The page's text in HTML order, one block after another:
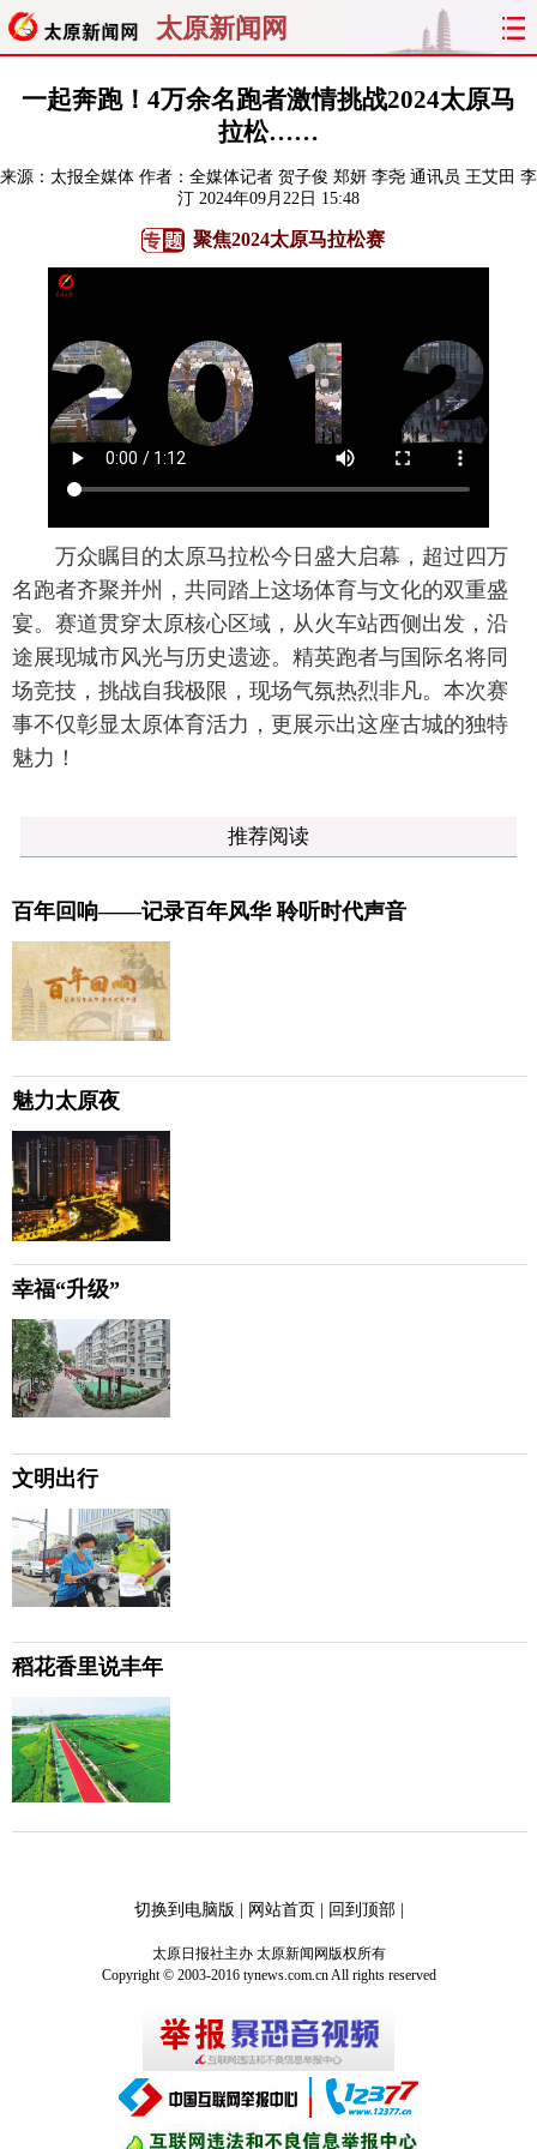
太原新闻网
首页 聚焦 太原 山西
关注
曝光 综合
旅游 理财 政务 教育
太原日报 太原晚报 热评 社区
一起奔跑！4万余名跑者激情挑战2024太原马
拉松……
来源： 太报全媒体 作者：全媒体记者 贺子俊 郑妍 李尧 通讯员 王艾田 李
汀 2024年09月22日 15:48
聚焦2024太原马拉松赛
万众瞩目的太原马拉松今日盛大启幕，超过四万
名跑者齐聚并州，共同踏上这场体育与文化的双重盛
宴。赛道贯穿太原核心区域，从火车站西侧出发，沿
途展现城市风光与历史遗迹。精英跑者与国际名将同
场竞技，挑战自我极限，现场气氛热烈非凡。本次赛
事不仅彰显太原体育活力，更展示出这座古城的独特
魅力！
推荐阅读
百年回响——记录百年风华 聆听时代声音
魅力太原夜
幸福“升级”
文明出行
稻花香里说丰年
切换到电脑版 网站首页 回到顶部|
太原日报社主办 太原新闻网版权所有
Copyright © 2003-2016 tynews.com.cn All rights reserved